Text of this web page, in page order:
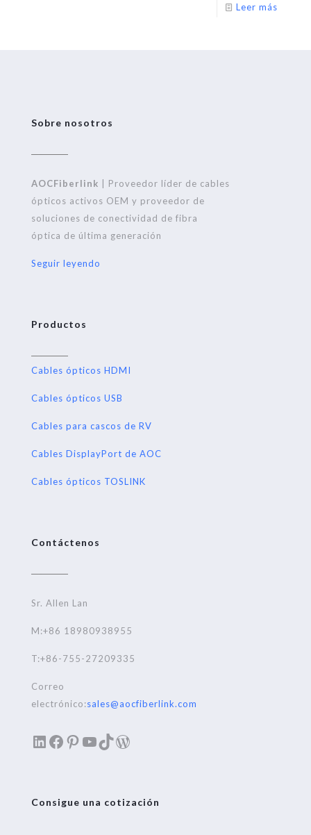
Leer más
Sobre nosotros
AOCFiberlink | Proveedor líder de cables
ópticos activos OEM y proveedor de
soluciones de conectividad de fibra
óptica de última generación
Seguir leyendo
Productos
Cables ópticos HDMI
Cables ópticos USB
Cables para cascos de RV
Cables DisplayPort de AOC
Cables ópticos TOSLINK
Contáctenos
Sr. Allen Lan
M:+86 18980938955
T:+86-755-27209335
Correo
electrónico:sales@aocfiberlink.com
LinkedIn
Facebook
Pinterest
YouTube
TikTok
WordPress
Consigue una cotización